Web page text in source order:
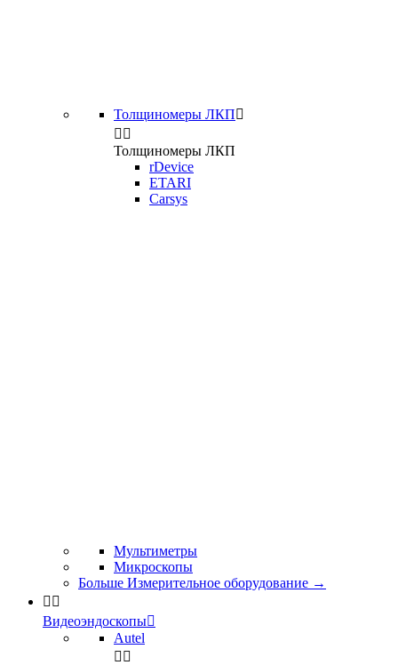
Толщиномеры ЛКП
 
Толщиномеры ЛКП
rDevice
ETARI
Carsys
Мультиметры
Микроскопы
Больше Измерительное оборудование →
 
Видеоэндоскопы
Autel
 